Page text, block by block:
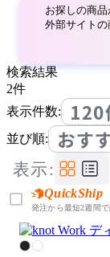
お探しの商品
外部サイトの
検索結果
2件
表示件数:
120
並び順: おす
表示:
QuickShip
発注から最短2週間